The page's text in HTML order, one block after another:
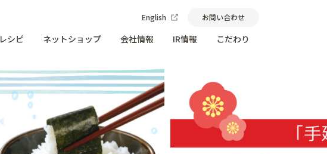
English お問い合わせ
レシピ ネットショップ 会社情報 IR情報 こだわり